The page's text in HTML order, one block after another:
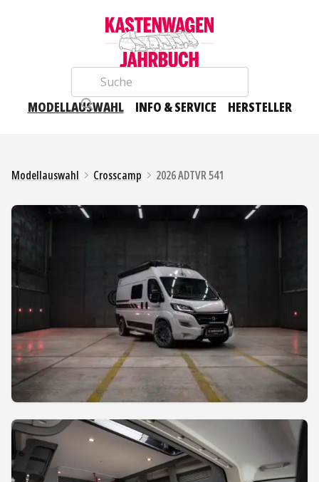
Suche
MODELLAUSWAHL INFO & SERVICE HERSTELLER
Modellauswahl Crosscamp 2026 ADTVR 541